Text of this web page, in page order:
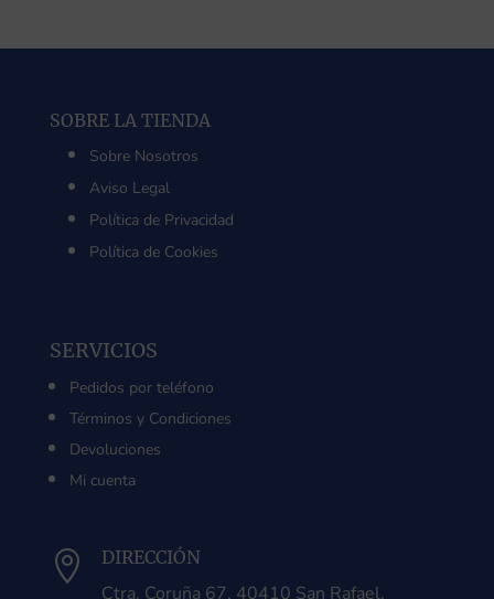
489,12 €
SOBRE LA TIENDA
Sobre Nosotros
Aviso Legal
Política de Privacidad
Política de Cookies
SERVICIOS
Pedidos por teléfono
Términos y Condiciones
Devoluciones
Mi cuenta
 DIRECCIÓN
Ctra. Coruña 67, 40410 San Rafael,